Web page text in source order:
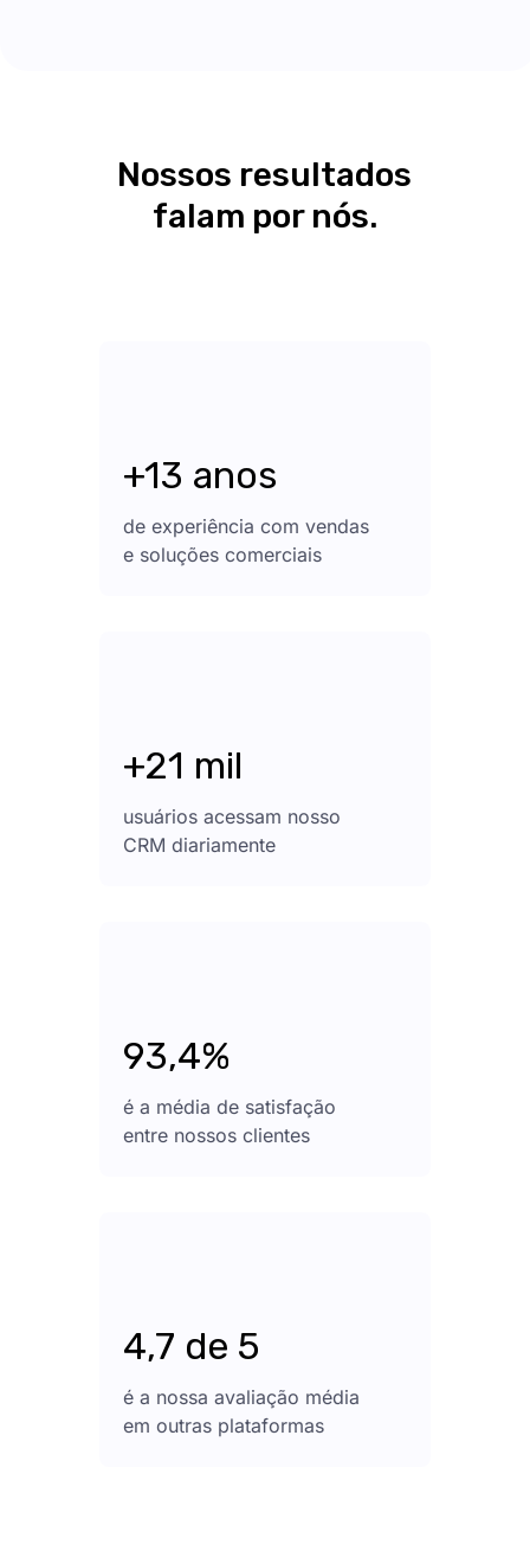
Nossos resultados
falam por nós.
+13 anos
de experiência com vendas
e soluções comerciais
+21 mil
usuários acessam nosso
CRM diariamente
93,4%
é a média de satisfação
entre nossos clientes
4,7 de 5
é a nossa avaliação média
em outras plataformas